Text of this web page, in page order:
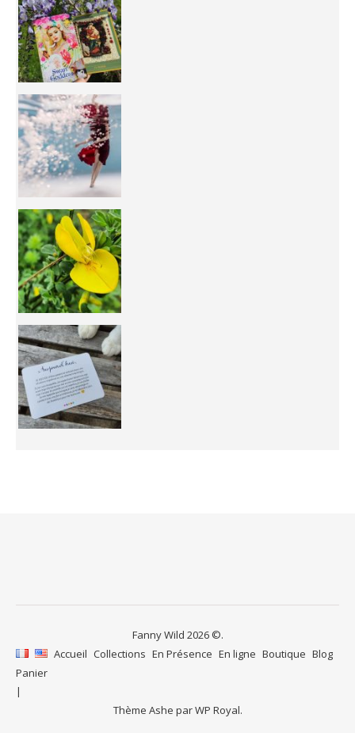
Fanny Wild 2026 ©.
Accueil Collections En Présence En ligne Boutique Blog
Panier
Thème Ashe parWP Royal.